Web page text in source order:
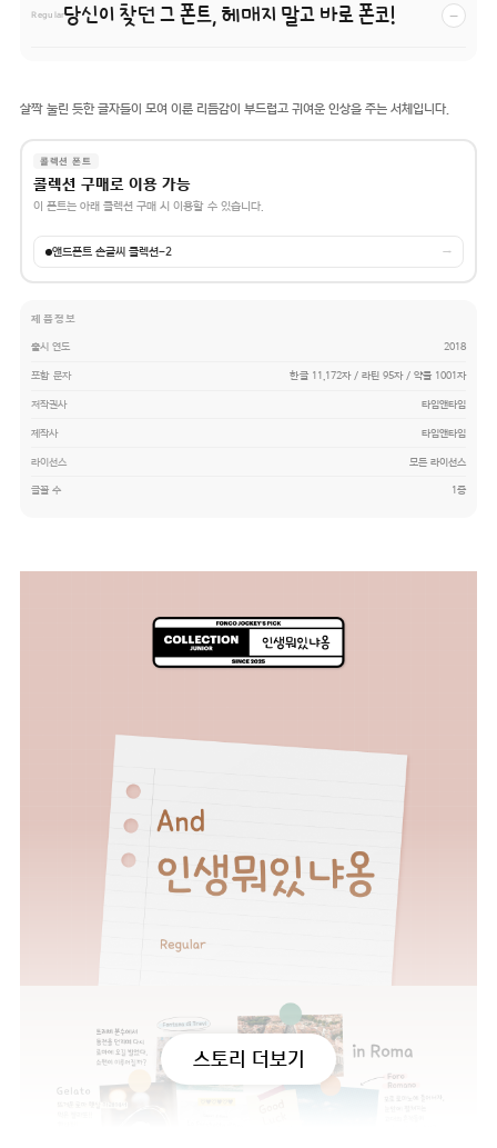
Regular당신이 찾던 그 폰트, 헤매지 말고 바로 폰코! −
살짝 눌린 듯한 글자들이 모여 이룬 리듬감이 부드럽고 귀여운 인상을 주는 서체입니다.
콜렉션 폰트
콜렉션 구매로 이용 가능
이 폰트는 아래 콜렉션 구매 시 이용할 수 있습니다.
앤드폰트 손글씨 콜렉션-2 →
제품정보
출시 연도 2018
포함 문자 한글 11,172자 / 라틴 95자 / 약물 1001자
저작권사 타입앤타입
제작사 타입앤타입
라이선스 모든 라이선스
글꼴 수 1종
스토리 더보기